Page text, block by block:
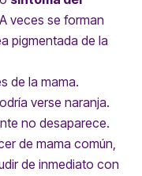
veces se forman
pigmentada de la
de la mama.
verse naranja.
no desaparece.
de mama común,
de inmediato con